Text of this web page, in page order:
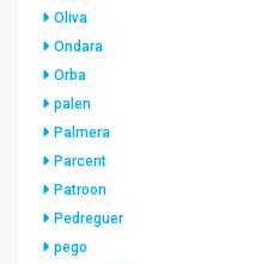
Oliva
Ondara
Orba
palen
Palmera
Parcent
Patroon
Pedreguer
pego